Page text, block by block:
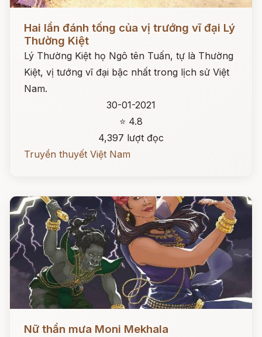
Đọc ngay
Hai lần đánh tống của vị trướng vĩ đại Lý
Thường Kiệt
Lý Thường Kiệt họ Ngô tên Tuấn, tự là Thường
Kiệt, vị tướng vĩ đại bậc nhất trong lịch sử Việt
Nam.
30-01-2021
⭐ 4.8
4,397 lượt đọc
Truyền thuyết Việt Nam
Nữ thần mưa Moni Mekhala